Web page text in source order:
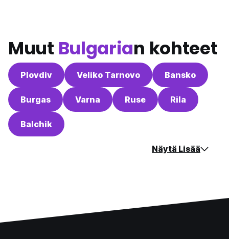
Muut Bulgarian kohteet
Plovdiv Veliko Tarnovo Bansko
Burgas Varna Ruse Rila
Balchik
Näytä Lisää